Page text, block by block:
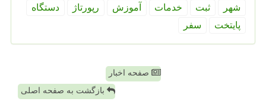
شهر ثبت خدمات آموزش رپورتاژ
دستگاه
پایتخت
سفر
صفحه اخبار
بازگشت به صفحه اصلی